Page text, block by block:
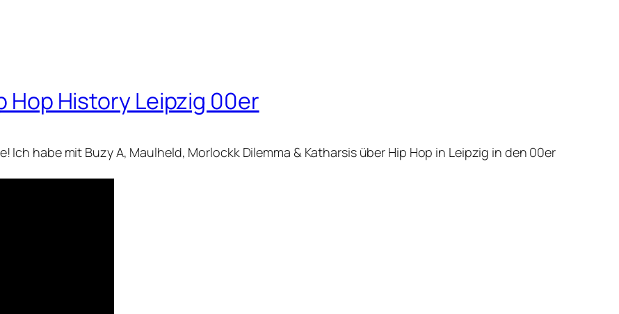
Hop History Leipzig 00er
Ich habe mit Buzy A, Maulheld, Morlockk Dilemma & Katharsis über Hip Hop in Leipzig in den 00er